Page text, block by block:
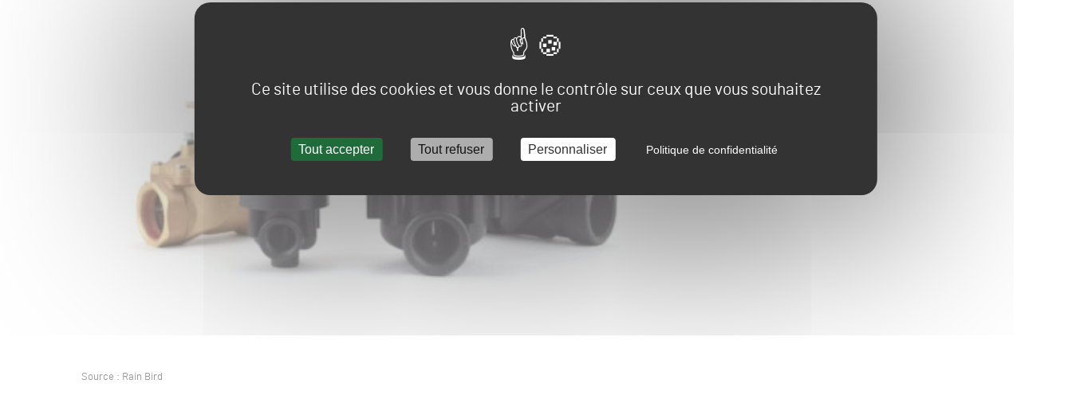
Ce site utilise des cookies et vous donne le contrôle sur ceux que vous souhaitez
activer
Tout accepter Tout refuser Personnaliser Politique de confidentialité
Source : Rain Bird